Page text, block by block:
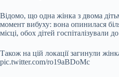
Відомо, що одна жінка з двома
момент вибуху: вона опинилася
місці, обох дітей госпіталізували
Також на цій локації загинули
pic.twitter.com/ro19aBDoMc